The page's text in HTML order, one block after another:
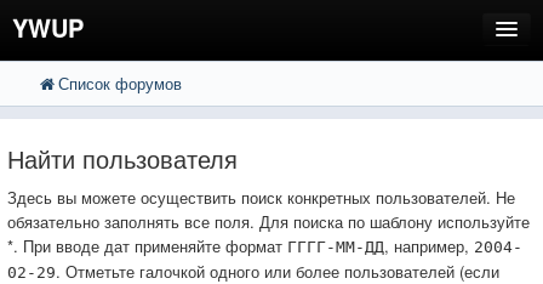
YWUP
FAQ
Вход
Список форумов
Найти пользователя
Здесь вы можете осуществить поиск конкретных пользователей. Не
обязательно заполнять все поля. Для поиска по шаблону используйте
*. При вводе дат применяйте формат ГГГГ-ММ-ДД, например, 2004-
02-29. Отметьте галочкой одного или более пользователей (если